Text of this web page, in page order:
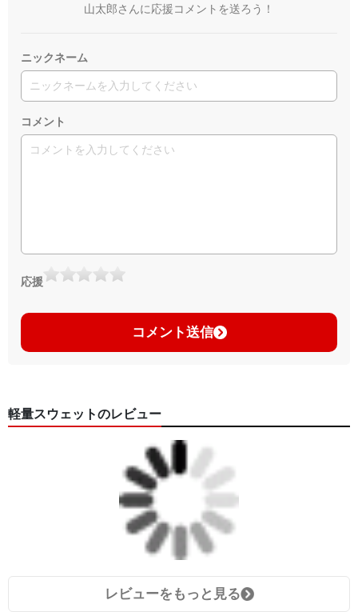
山太郎さんに応援コメントを送ろう！
ニックネーム
コメント
応援
コメント送信
軽量スウェットのレビュー
レビューをもっと見る